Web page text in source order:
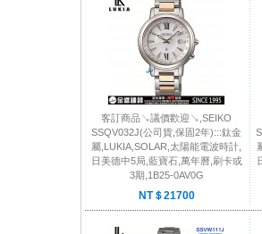
客訂商品↘議價歡迎↘,SEIKO
SSQV032J(公司貨,保固2年):::鈦金
屬,LUKIA,SOLAR,太陽能電波時計,
日美德中5局,藍寶石,萬年曆,刷卡或
3期,1B25-0AV0G
NT＄21700